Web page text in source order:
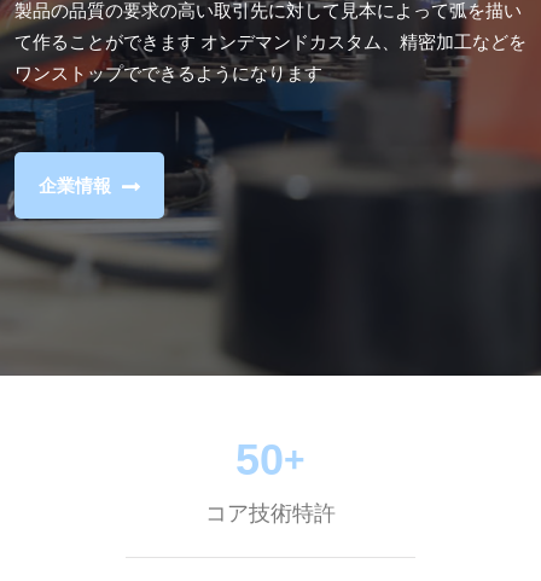
執着して集中し、一糸乱れず、精巧に芸を求める精緻な曲げ職
人精神を持っている
盛達拉弯は誠実、専門、緻密、情熱的なサ
ービス理念に基づいて多くのお客様にサービスします！
50+
コア技術特許